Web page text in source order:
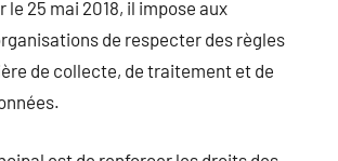
le 25 mai 2018, il impose aux
de respecter des règles
de collecte, de traitement et de